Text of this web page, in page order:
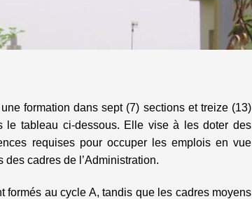
formation dans sept (7) sections et treize (13)
le tableau ci-dessous. Elle vise à les doter des
requises pour occuper les emplois en vue
cadres de l’Administration.
formés au cycle A, tandis que les cadres moyens